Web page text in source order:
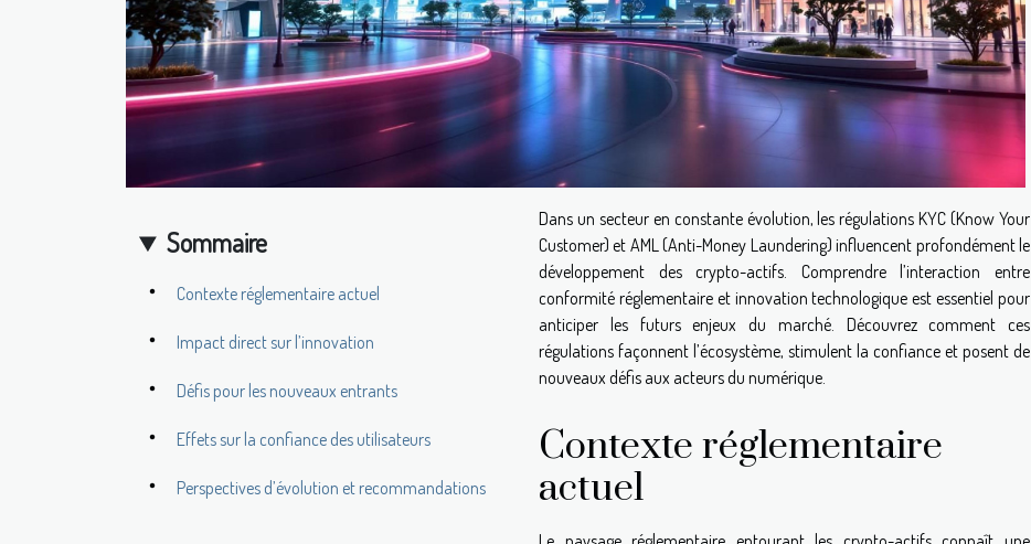
Sommaire
Contexte réglementaire actuel
Impact direct sur l’innovation
Défis pour les nouveaux entrants
Effets sur la confiance des utilisateurs
Perspectives d’évolution et recommandations
Dans un secteur en constante évolution, les régulations KYC (Know Your
Customer) et AML (Anti-Money Laundering) influencent profondément le
développement des crypto-actifs. Comprendre l’interaction entre
conformité réglementaire et innovation technologique est essentiel pour
anticiper les futurs enjeux du marché. Découvrez comment ces
régulations façonnent l’écosystème, stimulent la confiance et posent de
nouveaux défis aux acteurs du numérique.
Contexte réglementaire
actuel